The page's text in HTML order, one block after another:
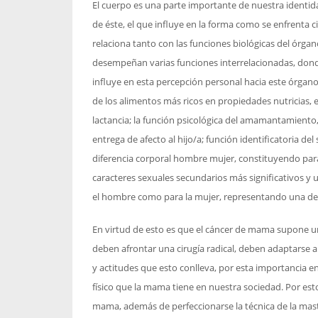
El cuerpo es una parte importante de nuestra
de éste, el que influye en la forma como se enfrenta
relaciona tanto con las funciones biológicas del
desempeñan varias funciones interrelacionadas,
influye en esta percepción personal hacia este
de los alimentos más ricos en propiedades
lactancia; la función psicológica del
entrega de afecto al hijo/a; función identificatoria
diferencia corporal hombre mujer, constituyendo
caracteres sexuales secundarios más significativos
el hombre como para la mujer, representando una
En virtud de esto es que el cáncer de mama supone
deben afrontar una cirugía radical, deben adaptarse
y actitudes que esto conlleva, por esta importancia
físico que la mama tiene en nuestra sociedad. Por
mama, además de perfeccionarse la técnica de la